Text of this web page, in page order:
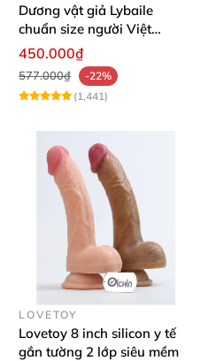
Dương vật giả Lybaile
chuẩn size người Việt
silicone mềm thơm
450.000₫
577.000₫
-22%
(1,441)
LOVETOY
Lovetoy 8 inch silicon y tế
gắn tường 2 lớp siêu mềm